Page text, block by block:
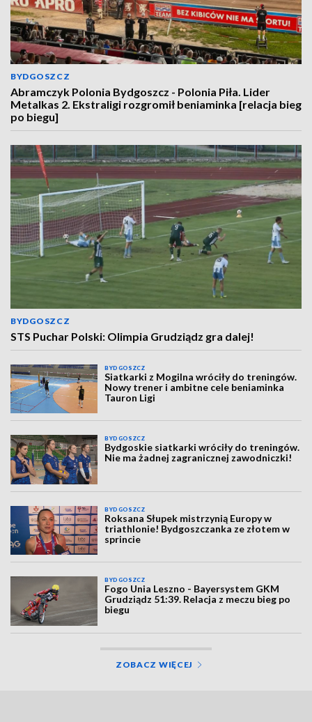
BYDGOSZCZ
Abramczyk Polonia Bydgoszcz - Polonia Piła. Lider
Metalkas 2. Ekstraligi rozgromił beniaminka [relacja bieg
po biegu]
BYDGOSZCZ
STS Puchar Polski: Olimpia Grudziądz gra dalej!
BYDGOSZCZ
Siatkarki z Mogilna wróciły do treningów.
Nowy trener i ambitne cele beniaminka
Tauron Ligi
BYDGOSZCZ
Bydgoskie siatkarki wróciły do treningów.
Nie ma żadnej zagranicznej zawodniczki!
BYDGOSZCZ
Roksana Słupek mistrzynią Europy w
triathlonie! Bydgoszczanka ze złotem w
sprincie
BYDGOSZCZ
Fogo Unia Leszno - Bayersystem GKM
Grudziądz 51:39. Relacja z meczu bieg po
biegu
ZOBACZ WIĘCEJ